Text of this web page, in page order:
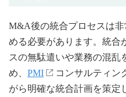
M&A後の統合プロセスは
める必要があります。統合
スの無駄遣いや業務の混乱
め、 PMI
コンサルティン
がら明確な統合計画を策定